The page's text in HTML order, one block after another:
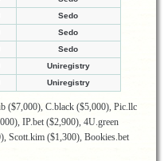
Sedo
Sedo
Sedo
Uniregistry
Uniregistry
($7,000), C.black ($5,000), Pic.llc
IP.bet ($2,900), 4U.green
Scott.kim ($1,300), Bookies.bet